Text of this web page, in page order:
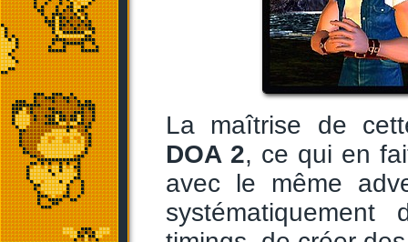
La maîtrise de
DOA 2, ce qui en
avec le même